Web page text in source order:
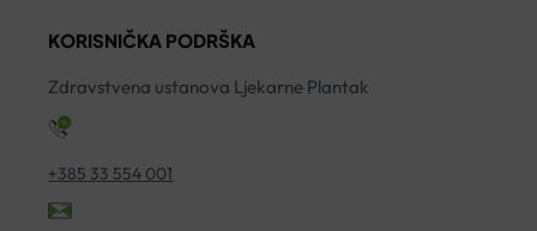
količina
količina
KORISNIČKA PODRŠKA
Zdravstvena ustanova Ljekarne Plantak
+385 33 554 001